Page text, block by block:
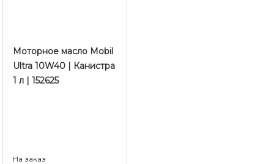
Моторное масло ​​​​​​​Mobil
Ultra 10W40 | Канистра
1 л | 152625
На заказ